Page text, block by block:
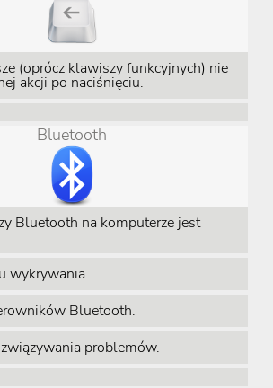
(oprócz klawiszy funkcyjnych) nie
akcji po naciśnięciu.
Bluetooth
Bluetooth na komputerze jest
wykrywania.
Bluetooth.
problemów.